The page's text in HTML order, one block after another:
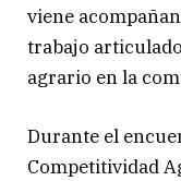
viene
trabajo
agrario en la
Durante el
Competitividad